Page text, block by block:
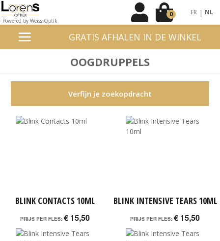
Powered by Weiss Optik
0 FR | NL
GRATIS AFHALEN IN DE WINKEL
OOGDRUPPELS
Verfijn je zoekopdracht
BLINK CONTACTS 10ML
PRIJS PER FLES: € 15,50
BLINK INTENSIVE TEARS 10ML
PRIJS PER FLES: € 15,50